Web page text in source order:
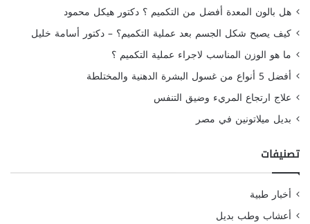
هل بالون المعدة أفضل من التكميم ؟ دكتور هيكل محمود
كيف يصبح شكل الجسم بعد عملية التكميم؟ – دكتور أسامة خليل
ما هو الوزن المناسب لاجراء عملية التكميم ؟
أفضل 5 أنواع من غسول البشرة الدهنية والمختلطة
علاج ارتجاع المريء وضيق التنفس
بديل ميلاتونين في مصر
تصنيفات
أخبار طبية
أعشاب وطب بديل